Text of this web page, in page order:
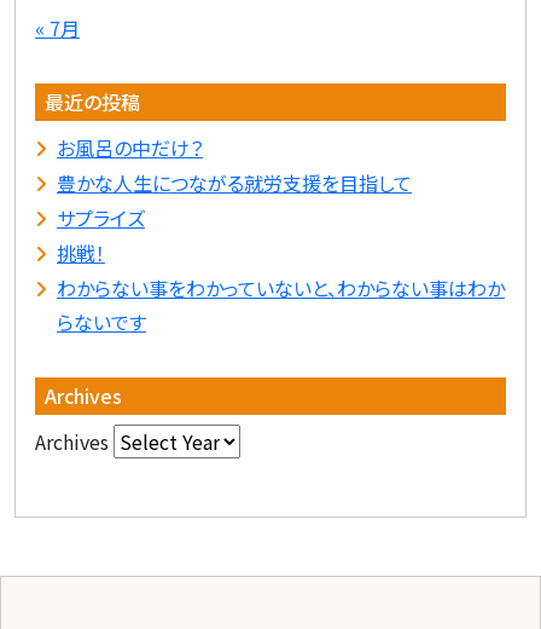
« 7月
最近の投稿
お風呂の中だけ？
豊かな人生につながる就労支援を目指して
サプライズ
挑戦！
わからない事をわかっていないと、わからない事はわか
らないです
Archives
Archives